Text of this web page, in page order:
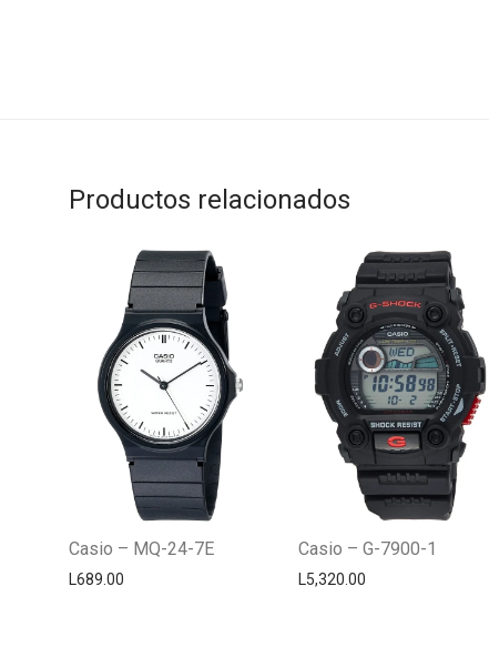
Productos relacionados
Casio – MQ-24-7E
L689.00
Casio – G-7900-1
L5,320.00